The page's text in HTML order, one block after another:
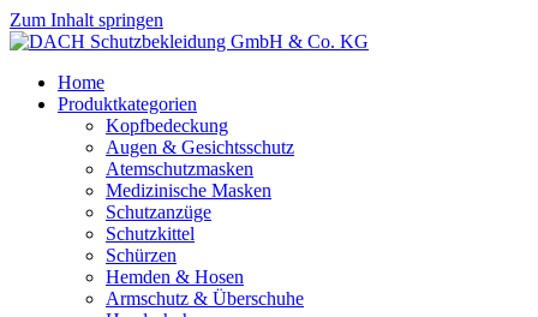
Zum Inhalt springen
Home
Produktkategorien
Kopfbedeckung
Augen & Gesichtsschutz
Atemschutzmasken
Medizinische Masken
Schutzanzüge
Schutzkittel
Schürzen
Hemden & Hosen
Armschutz & Überschuhe